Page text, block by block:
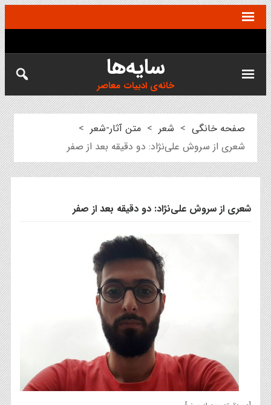
سایه‌ها
خانه‌ی ادبیات معاصر
صفحه خانگی > شعر > متن آثار-شعر >
شعری از سروش علی‌نژاد: دو دقیقه بعد از صفر
شعری از سروش علی‌نژاد: دو دقیقه بعد از صفر